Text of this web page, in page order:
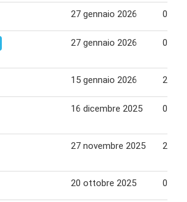
27 gennaio 2026 05
27 gennaio 2026 05
15 gennaio 2026 26
16 dicembre 2025 01
27 novembre 2025 24
20 ottobre 2025 03